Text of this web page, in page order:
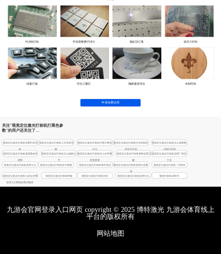
申请免费试用
关注"视觉定位激光打标机打黑色参
数"的用户还关注了…
视觉定位激光打标机免费打样试
机
视觉定位激光打标机工作流程详
解
视觉定位激光打标机打图片教程
方法
视觉定位激光打标机红光和标刻
对应不起来
视觉定位激光打标机怎么调参数
才能打的深
视觉定位激光打标机速度慢如何
调快
视觉定位激光打标机怎么编辑文
字
视觉定位激光打标机对人体有哪
些危害呢
视觉定位激光打标机参数设置详
解
视觉定位激光打标机品牌厂家前
十名
视觉定位激光打标机保养方法
视觉定位激光打标机技术参数 视觉定位激光打标机维护情况 视觉定位激光打标机使用注意事
项
视觉定位激光打标机二手购买
视觉定位激光打标机九游会官网
登录入口网页的售后服务
视觉定位激光打标机维修 视觉定位激光打标机演示 视觉定位激光打标机使用方法 视觉打标机说明书
九游会官网登录入口网页 copyright © 2025 博特激光 九游会体育线上
平台的版权所有
网站地图